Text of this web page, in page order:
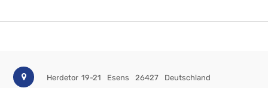
Herdetor 19-21 Esens 26427 Deutschland